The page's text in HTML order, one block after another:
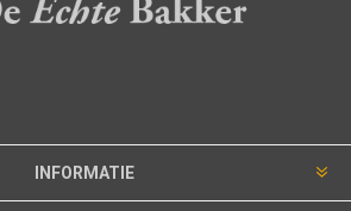
INFORMATIE